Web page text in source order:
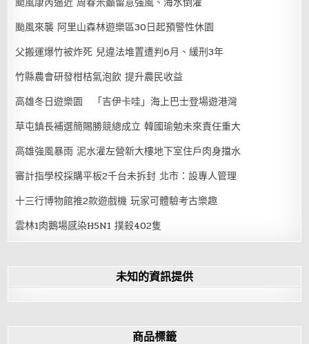
颱風來襲 阿里山森林遊樂區30日起預警性休園
父搬運爆竹被炸死 兒違法堆置遭判6月、緩刑3年
竹縣農會研發柑桔氣泡飲 提升農民收益
高雄冬日遊樂園 「吉伊卡哇」海上巴士登場遊港灣
草屯鎮長補選簡賜勝競總成立 韓國瑜勉未來責任重大
高雄強風暴雨 泥水灌左營新大樓地下室住戶肉身擋水
審計指學校採購平板2千台未拆封 北市：設專人管理
十三行博物館推2款遊戲機 玩家可體驗考古樂趣
雲林1肉鵝場感染H5N1 撲殺402隻
未知的資訊提供
商品標籤